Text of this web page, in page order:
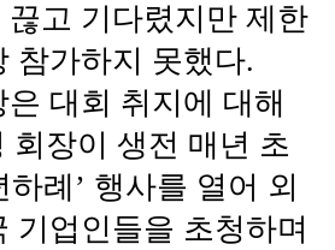
끊고 기다렸지만 제한
참가하지 못했다.
대회 취지에 대해
회장이 생전 매년 초
례’ 행사를 열어 외
기업인들을 초청하며